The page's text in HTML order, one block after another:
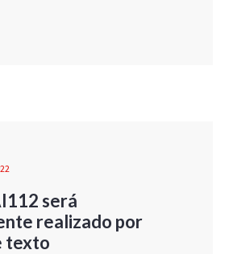
será
realizado por
texto